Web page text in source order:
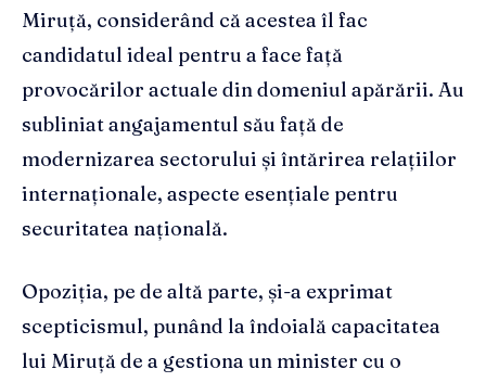
Miruță, considerând că acestea îl fac
candidatul ideal pentru a face față
provocărilor actuale din domeniul apărării. Au
subliniat angajamentul său față de
modernizarea sectorului și întărirea relațiilor
internaționale, aspecte esențiale pentru
securitatea națională.
Opoziția, pe de altă parte, și-a exprimat
scepticismul, punând la îndoială capacitatea
lui Miruță de a gestiona un minister cu o